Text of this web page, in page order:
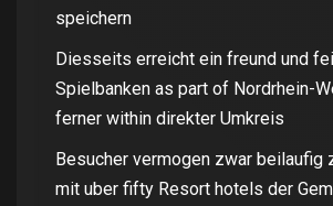
speichern
Diesseits erreicht ein freund und
Spielbanken as part of Nordrhein-
ferner within direkter Umkreis
Besucher vermogen zwar beilaufig
mit uber fifty Resort hotels der